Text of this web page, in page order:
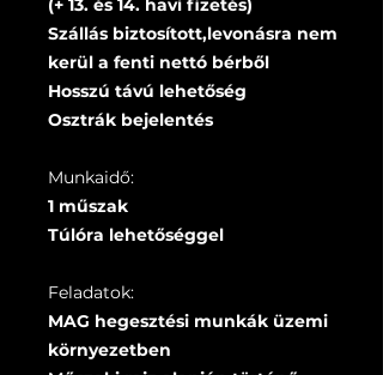
(+ 13. és 14. havi fizetés)
Szállás biztosított,levonásra nem
kerül a fenti nettó bérből
Hosszú távú lehetőség
Osztrák bejelentés
Munkaidő:
1 műszak
Túlóra lehetőséggel
Feladatok:
MAG hegesztési munkák üzemi
környezetben